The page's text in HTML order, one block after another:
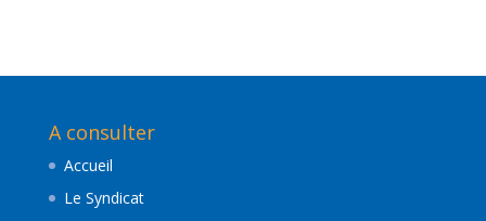
A consulter
Accueil
Le Syndicat